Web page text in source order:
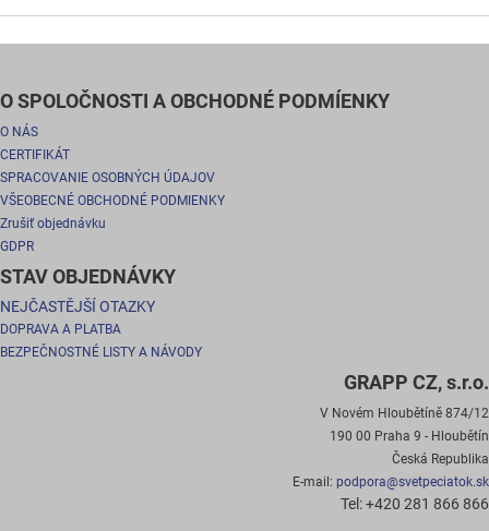
O SPOLOČNOSTI A OBCHODNÉ PODMÍENKY
O NÁS
CERTIFIKÁT
SPRACOVANIE OSOBNÝCH ÚDAJOV
VŠEOBECNÉ OBCHODNÉ PODMIENKY
Zrušiť objednávku
GDPR
STAV OBJEDNÁVKY
NEJČASTĚJŠÍ OTAZKY
DOPRAVA A PLATBA
BEZPEČNOSTNÉ LISTY A NÁVODY
GRAPP CZ, s.r.o.
V Novém Hloubětíně 874/12
190 00 Praha 9 - Hloubětín
Česká Republika
E-mail: podpora@svetpeciatok.sk
Tel: +420 281 866 866